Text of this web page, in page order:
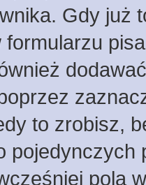
Gdy już
formularzu
to zrobisz,
pola